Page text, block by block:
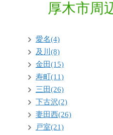
厚木市周
愛名(4)
及川(8)
金田(15)
寿町(11)
三田(26)
下古沢(2)
妻田西(26)
戸室(21)